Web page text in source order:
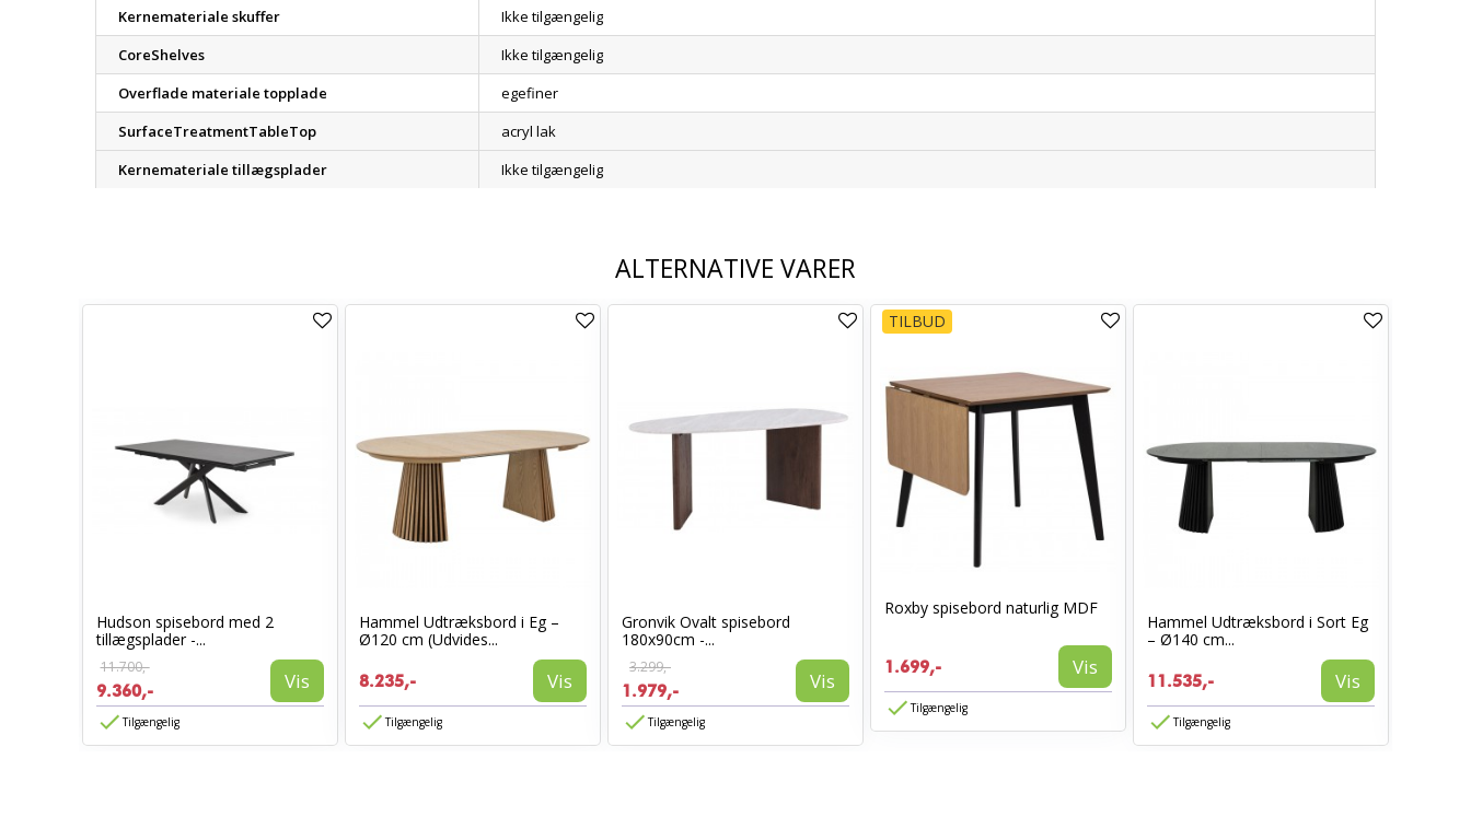
Kernemateriale skuffer
Ikke tilgængelig
CoreShelves
Ikke tilgængelig
Overflade materiale topplade
egefiner
SurfaceTreatmentTableTop
acryl lak
Kernemateriale tillægsplader
Ikke tilgængelig
ALTERNATIVE VARER
Hudson spisebord med 2
tillægsplader -...
11.700,-
9.360,- Vis
Tilgængelig
Hammel Udtræksbord i Eg –
Ø120 cm (Udvides...
8.235,- Vis
Tilgængelig
Gronvik Ovalt spisebord
180x90cm -...
3.299,-
1.979,- Vis
Tilgængelig
TILBUD
Roxby spisebord naturlig MDF
1.699,- Vis
Tilgængelig
Hammel Udtræksbord i Sort Eg
– Ø140 cm...
11.535,- Vis
Tilgængelig